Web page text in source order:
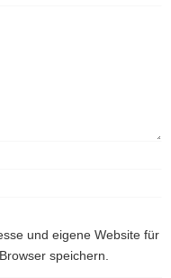
und eigene Website für
speichern.